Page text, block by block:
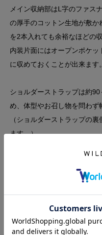
メイン収納部はL字のファス
の厚手のコットン生地が敷
を2本入れても余裕なほどの
内装片面にはオープンポケ
に収めておくことが出来ます。
ショルダーストラップは約
め、体型やお召し物を問わず
（ショルダーストラップの
ます。）
ります。